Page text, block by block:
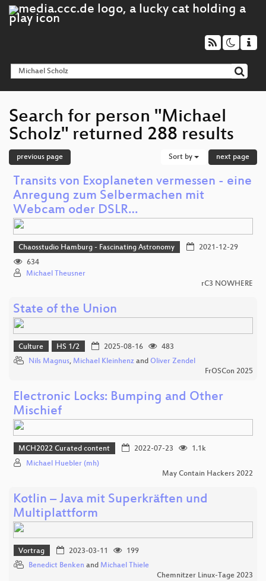
Search for person "Michael
Scholz" returned 288 results
previous page Sort by next page
Transits von Exoplaneten vermessen - eine
Anregung zum Selbermachen mit
Webcam oder DSLR…
Chaosstudio Hamburg - Fascinating Astronomy
2021-12-29
634
Michael Theusner
rC3 NOWHERE
State of the Union
Culture HS 1/2 2025-08-16
483
Nils Magnus, Michael Kleinhenz and Oliver Zendel
FrOSCon 2025
Electronic Locks: Bumping and Other
Mischief
MCH2022 Curated content 2022-07-23
1.1k
Michael Huebler (mh)
May Contain Hackers 2022
Kotlin – Java mit Superkräften und
Multiplattform
Vortrag 2023-03-11
199
Benedict Benken and Michael Thiele
Chemnitzer Linux-Tage 2023